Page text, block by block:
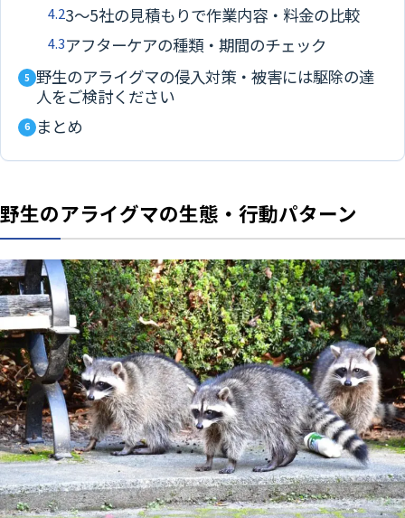
4.23～5社の見積もりで作業内容・料金の比較
4.3アフターケアの種類・期間のチェック
5 野生のアライグマの侵入対策・被害には駆除の達
人をご検討ください
6 まとめ
野生のアライグマの生態・行動パターン